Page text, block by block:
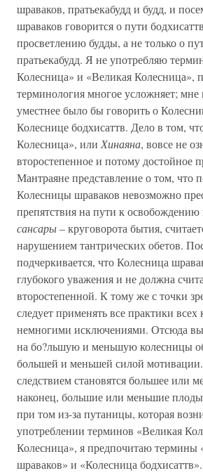
шраваков, пратьекабудд и будд, и
шраваков говорится о пути
просветлению будды, а не только о
пратьекабудд. Я не употребляю
Колесница» и «Великая Колесница»,
терминология многое усложняет; мне
уместнее было бы говорить о
Колеснице бодхисаттв. Дело в том,
Колесница», или Хинаяна, вовсе не
второстепенное и потому достойное
Мантраяне представление о том, что
Колесницы шраваков невозможно
препятствия на пути к освобождению
сансары– круговорота бытия,
нарушением тантрических обетов.
подчеркивается, что Колесница
глубокого уважения и не должна
второстепенной. К тому же с точки
следует применять все практики всех
немногими исключениями. Отсюда
на бо?льшую и меньшую колесницы
большей и меньшей силой
следствием становятся большее или
наконец, большие или меньшие
при том из-за путаницы, которая
употреблении терминов «Великая
Колесница», я предпочитаю термины
шраваков» и «Колесница